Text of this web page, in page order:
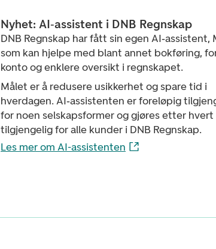
Nyhet: AI‑assistent i DNB Regnskap
DNB Regnskap har fått sin egen AI‑assistent,
som kan hjelpe med blant annet bokføring,
konto og enklere oversikt i regnskapet.
Målet er å redusere usikkerhet og spare tid i
hverdagen. AI‑assistenten er foreløpig
for noen selskapsformer og gjøres etter hvert
tilgjengelig for alle kunder i DNB Regnskap.
Les mer om AI-assistenten